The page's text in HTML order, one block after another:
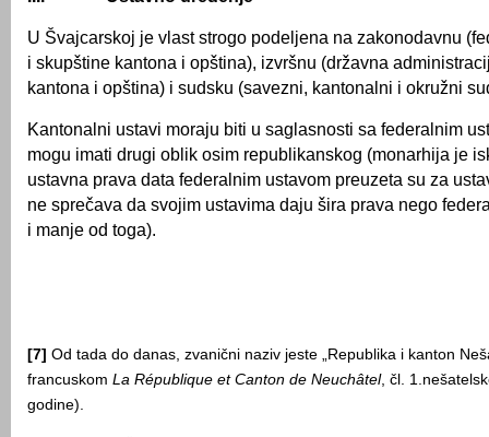
U Švajcarskoj je vlast strogo podeljena na zakonodavnu
i skupštine kantona i opština), izvršnu (državna
kantona i opština) i sudsku (savezni, kantonalni i okružni
Kantonalni ustavi moraju biti u saglasnosti sa federalnim
mogu imati drugi oblik osim republikanskog (monarhija je
ustavna prava data federalnim ustavom preuzeta su za
ne sprečava da svojim ustavima daju šira prava nego
i manje od toga).
[7] Od tada do danas, zvanični naziv jeste „Republika i kanton
francuskom La République et Canton de Neuchâtel, čl.
godine).